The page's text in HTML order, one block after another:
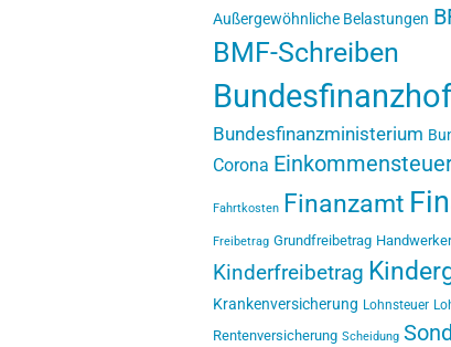
Außergewöhnliche Belastungen
BMF-Schreiben
Bundesfinanzhof
Bundesfinanzministerium
Corona
Fahrtkosten Finanzamt
Freibetrag Grundfreibetrag
Kinderfreibetrag
Krankenversicherung Lohnsteuer
Rentenversicherung Scheidung